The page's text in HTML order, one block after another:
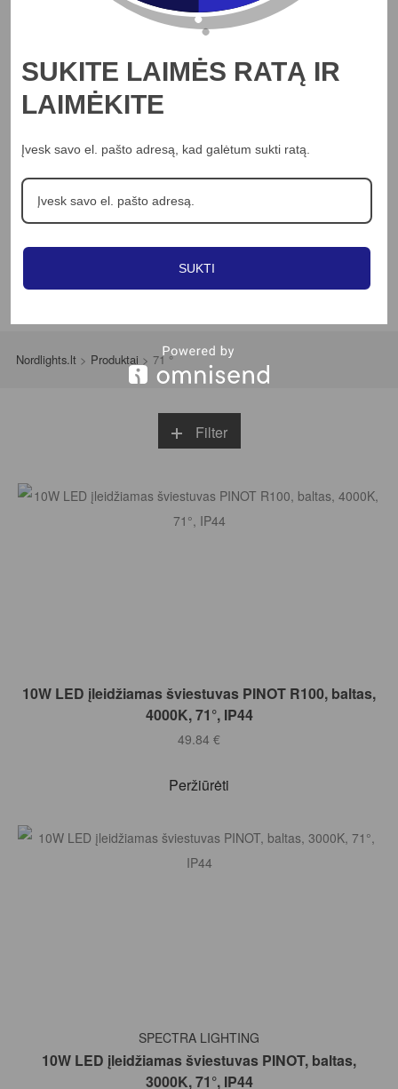
Apie mus
Straipsniai
Nordlights.lt > Produktai > 71 °
Filter
Į KREPŠELĮ
10W LED įleidžiamas šviestuvas PINOT R100, baltas,
4000K, 71°, IP44
49.84 €
Peržiūrėti
Į KREPŠELĮ
SPECTRA LIGHTING
10W LED įleidžiamas šviestuvas PINOT, baltas,
3000K, 71°, IP44
SUKITE LAIMĖS RATĄ IR
LAIMĖKITE
Įvesk savo el. pašto adresą, kad galėtum sukti ratą.
SUKTI